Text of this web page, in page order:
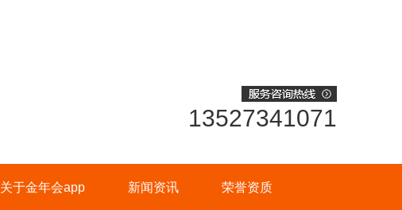
13527341071
关于金年会app 新闻资讯 荣誉资质